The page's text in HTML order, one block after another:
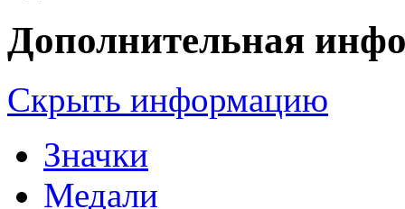
Дополнительная
Скрыть информацию
Значки
Медали